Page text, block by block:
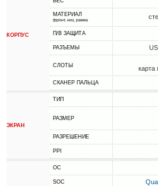
КОРПУС
МАТЕРИАЛ
фронт, низ, рамка
П/В ЗАЩИТА
РАЗЪЕМЫ
СЛОТЫ
карта
СКАНЕР ПАЛЬЦА
ЭКРАН
ТИП
РАЗМЕР
РАЗРЕШЕНИЕ
PPI
ОС
SOC